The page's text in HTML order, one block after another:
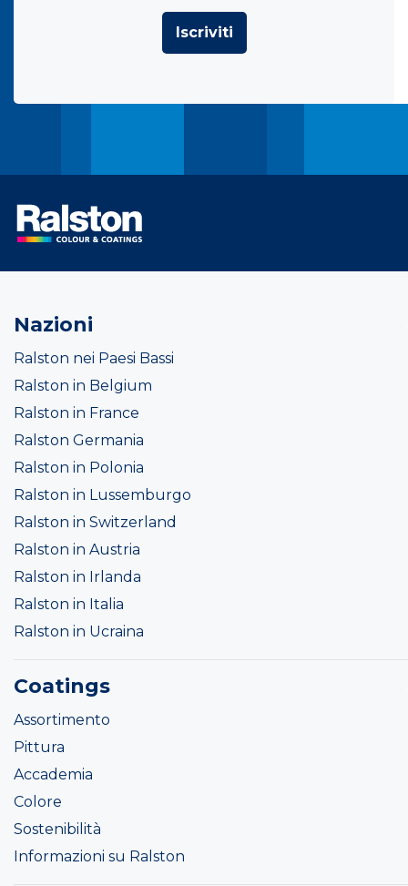
Iscriviti
Nazioni
Ralston nei Paesi Bassi
Ralston in Belgium
Ralston in France
Ralston Germania
Ralston in Polonia
Ralston in Lussemburgo
Ralston in Switzerland
Ralston in Austria
Ralston in Irlanda
Ralston in Italia
Ralston in Ucraina
Coatings
Assortimento
Pittura
Accademia
Colore
Sostenibilità
Informazioni su Ralston